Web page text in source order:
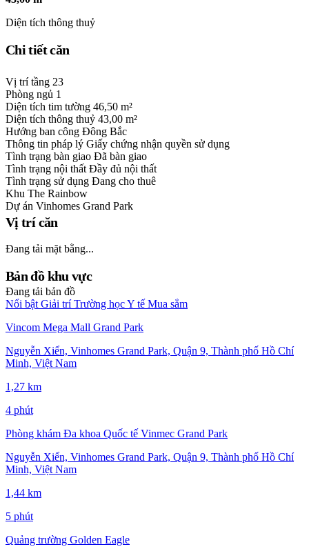
Diện tích thông thuỷ
Chi tiết căn
Vị trí tầng 23
Phòng ngủ 1
Diện tích tim tường 46,50 m²
Diện tích thông thuỷ 43,00 m²
Hướng ban công Đông Bắc
Thông tin pháp lý Giấy chứng nhận quyền sử dụng
Tình trạng bàn giao Đã bàn giao
Tình trạng nội thất Đầy đủ nội thất
Tình trạng sử dụng Đang cho thuê
Khu The Rainbow
Dự án Vinhomes Grand Park
Vị trí căn
Đang tải mặt bằng...
Bản đồ khu vực
Đang tải bản đồ
Nổi bật Giải trí Trường họcY tế Mua sắm
Vincom Mega Mall Grand Park
Nguyễn Xiển, Vinhomes Grand Park, Quận 9, Thành phố Hồ Chí
Minh, Việt Nam
1,27 km
4 phút
Phòng khám Đa khoa Quốc tế Vinmec Grand Park
Nguyễn Xiển, Vinhomes Grand Park, Quận 9, Thành phố Hồ Chí
Minh, Việt Nam
1,44 km
5 phút
Quảng trường Golden Eagle